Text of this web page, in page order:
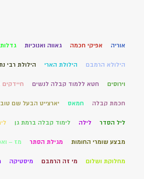
אוריה אפיקי חכמה גאווה ואנוכיות גדלות
הילולא הרמבם הילולת הארי הילולת רבי
וירוסים חטא ללמוד קבלה לנשים
חכמת קבלה חמאס יארצייט הבעל שם טוב
ליל הסדר לילה לימוד קבלה ברמת גן
מבצע שומרי החומות מגילת הסתר מז –
מחלוקת ושלום מי זה הרמבם מיסטיקה